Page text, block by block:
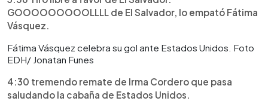
GOOOOOOOOOLLLL de El Salvador, lo empató Fátima
Vásquez.
Fátima Vásquez celebra su gol ante Estados Unidos. Foto
EDH/ Jonatan Funes
4:30 tremendo remate de Irma Cordero que pasa
saludando la cabaña de Estados Unidos.